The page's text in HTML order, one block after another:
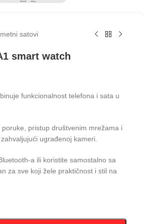
satovi
smart watch
funkcionalnost telefona i sata u
pristup društvenim mrežama i
ugrađenoj kameri.
a ili koristite samostalno sa
za sve koji žele praktičnost i stil na